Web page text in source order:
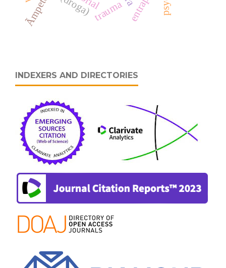
trauma
Ãmpeto
INDEXERS AND DIRECTORIES